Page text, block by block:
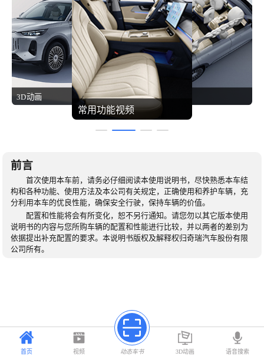
3D动画
常用功能视频
图片索引
前言
首次使用本车前，请务必仔细阅读本使用说明书，尽快熟悉本车结
构和各种功能、使用方法及本公司有关规定，正确使用和养护车辆，充
分利用本车的优良性能，确保安全行驶，保持车辆的价值。
配置和性能将会有所变化，恕不另行通知。请您勿以其它版本使用
说明书的内容与您所购车辆的配置和性能进行比较，并以两者的差别为
依据提出补充配置的要求。本说明书版权及解释权归奇瑞汽车股份有限
公司所有。
首页 视频 动态车书 3D动画 语音搜索